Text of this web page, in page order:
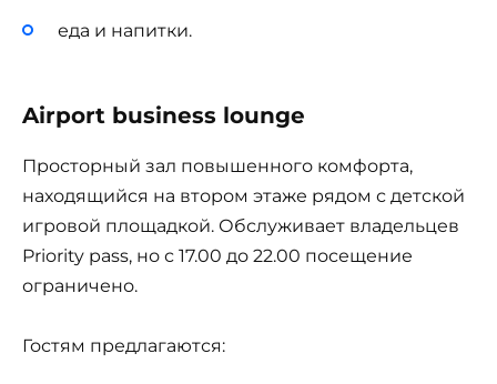
еда и напитки.
Airport business lounge
Просторный зал повышенного комфорта,
находящийся на втором этаже рядом с детской
игровой площадкой. Обслуживает владельцев
Priority pass, но с 17.00 до 22.00 посещение
ограничено.
Гостям предлагаются: